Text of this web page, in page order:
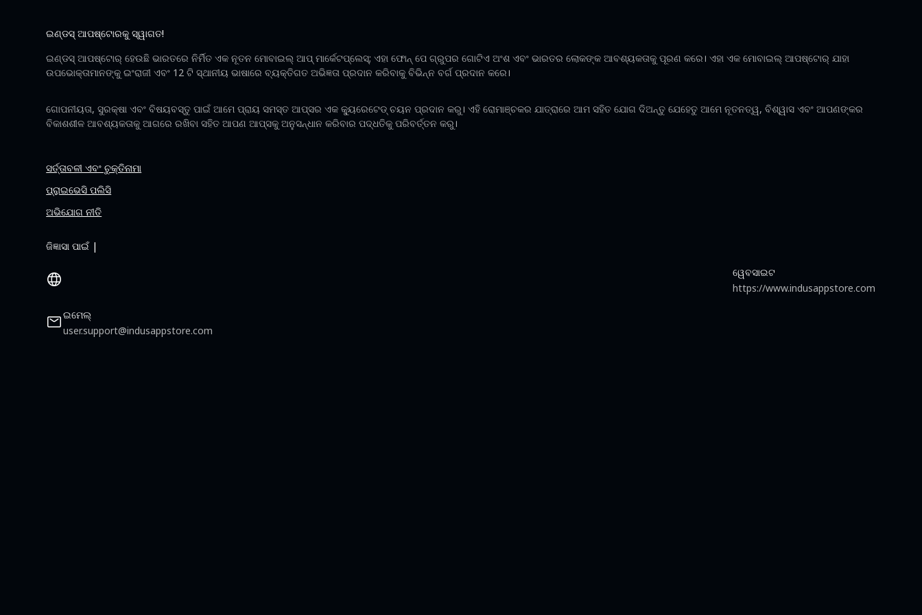
ଇଣ୍ଡସ୍ ଆପଷ୍ଟୋରକୁ ସ୍ୱାଗତ!
ଇଣ୍ଡସ୍ ଆପଷ୍ଟୋର୍ ହେଉଛି ଭାରତରେ ନିର୍ମିତ ଏକ ନୂତନ ମୋବାଇଲ୍ ଆପ୍ ମାର୍କେଟପ୍ଲେସ୍; ଏହା ଫୋନ୍ ପେ ଗ୍ରୁପର ଗୋଟିଏ ଅଂଶ ଏବଂ ଭାରତର ଲୋକଙ୍କ ଆବଶ୍ୟକତାକୁ ପୂରଣ କରେ। ଏହା ଏକ ମୋବାଇଲ୍ ଆପଷ୍ଟୋର୍ ଯାହା
ଉପଭୋକ୍ତାମାନଙ୍କୁ ଇଂରାଜୀ ଏବଂ 12 ଟି ସ୍ଥାନୀୟ ଭାଷାରେ ବ୍ୟକ୍ତିଗତ ଅଭିଜ୍ଞତା ପ୍ରଦାନ କରିବାକୁ ବିଭିନ୍ନ ବର୍ଗ ପ୍ରଦାନ କରେ।
ଗୋପନୀୟତା, ସୁରକ୍ଷା ଏବଂ ବିଷୟବସ୍ତୁ ପାଇଁ ଆମେ ପ୍ରାୟ ସମସ୍ତ ଆପ୍ସର ଏକ କ୍ୟୁରେଟେଡ୍ ଚୟନ ପ୍ରଦାନ କରୁ। ଏହି ରୋମାଞ୍ଚକର ଯାତ୍ରାରେ ଆମ ସହିତ ଯୋଗ ଦିଅନ୍ତୁ ଯେହେତୁ ଆମେ ନୂତନତ୍ୱ, ବିଶ୍ୱାସ ଏବଂ ଆପଣଙ୍କର
ବିକାଶଶୀଳ ଆବଶ୍ୟକତାକୁ ଆଗରେ ରଖିବା ସହିତ ଆପଣ ଆପ୍ସକୁ ଅନୁସନ୍ଧାନ କରିବାର ପଦ୍ଧତିକୁ ପରିବର୍ତ୍ତନ କରୁ।
ସର୍ତ୍ତାବଳୀ ଏବଂ ଚୁକ୍ତିନାମା
ପ୍ରାଇଭେସି ପଲିସି
ଅଭିଯୋଗ ନୀତି
ଜିଜ୍ଞାସା ପାଇଁ |
ୱେବସାଇଟ
https://www.indusappstore.com
ଇମେଲ୍
user.support@indusappstore.com